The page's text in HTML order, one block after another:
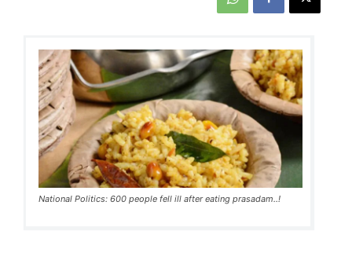
National Politics: 600 people fell ill after eating prasadam..!